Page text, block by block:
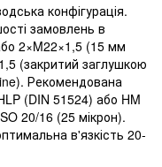
конфігурація.
замовлень в
2×M22×1,5 (15 мм
(закритий заглушкою
Рекомендована
(DIN 51524) або HM
20/16 (25 мікрон).
в'язкість 20-